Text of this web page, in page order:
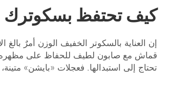
كيف تحتفظ بسكوترك
إن العناية بالسكوتر الخفيف الوزن أمرٌ
قماش مع صابون لطيف للحفاظ على مظهره
تحتاج إلى استبدالها. فعجلات «بايشن»